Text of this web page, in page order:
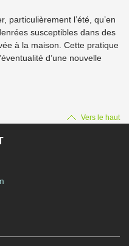
particulièrement l’été, qu’en
susceptibles dans des
à la maison. Cette pratique
d’une nouvelle
Vers le haut